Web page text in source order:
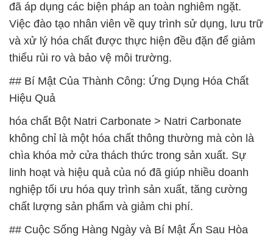
đã áp dụng các biện pháp an toàn nghiêm ngặt.
Việc đào tạo nhân viên về quy trình sử dụng, lưu trữ
và xử lý hóa chất được thực hiện đều đặn để giảm
thiểu rủi ro và bảo vệ môi trường.
## Bí Mật Của Thành Công: Ứng Dụng Hóa Chất
Hiệu Quả
hóa chất Bột Natri Carbonate > Natri Carbonate
không chỉ là một hóa chất thông thường mà còn là
chìa khóa mở cửa thách thức trong sản xuất. Sự
linh hoạt và hiệu quả của nó đã giúp nhiều doanh
nghiệp tối ưu hóa quy trình sản xuất, tăng cường
chất lượng sản phẩm và giảm chi phí.
## Cuộc Sống Hàng Ngày và Bí Mật Ẩn Sau Hòa